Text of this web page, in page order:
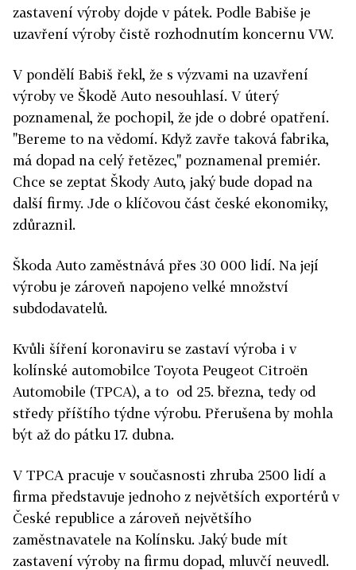
zastavení výroby dojde v pátek. Podle Babiše je
uzavření výroby čistě rozhodnutím koncernu VW.
V pondělí Babiš řekl, že s výzvami na uzavření
výroby ve Škodě Auto nesouhlasí. V úterý
poznamenal, že pochopil, že jde o dobré opatření.
"Bereme to na vědomí. Když zavře taková fabrika,
má dopad na celý řetězec," poznamenal premiér.
Chce se zeptat Škody Auto, jaký bude dopad na
další firmy. Jde o klíčovou část české ekonomiky,
zdůraznil.
Škoda Auto zaměstnává přes 30 000 lidí. Na její
výrobu je zároveň napojeno velké množství
subdodavatelů.
Kvůli šíření koronaviru se zastaví výroba i v
kolínské automobilce Toyota Peugeot Citroën
Automobile (TPCA), a to od 25. března, tedy od
středy příštího týdne výrobu. Přerušena by mohla
být až do pátku 17. dubna.
V TPCA pracuje v současnosti zhruba 2500 lidí a
firma představuje jednoho z největších exportérů v
České republice a zároveň největšího
zaměstnavatele na Kolínsku. Jaký bude mít
zastavení výroby na firmu dopad, mluvčí neuvedl.